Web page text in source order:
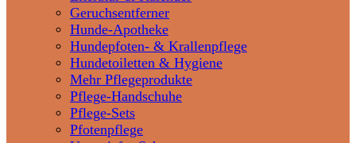
Geruchsentferner
Hunde-Apotheke
Hundepfoten- & Krallenpflege
Hundetoiletten & Hygiene
Mehr Pflegeprodukte
Pflege-Handschuhe
Pflege-Sets
Pfotenpflege